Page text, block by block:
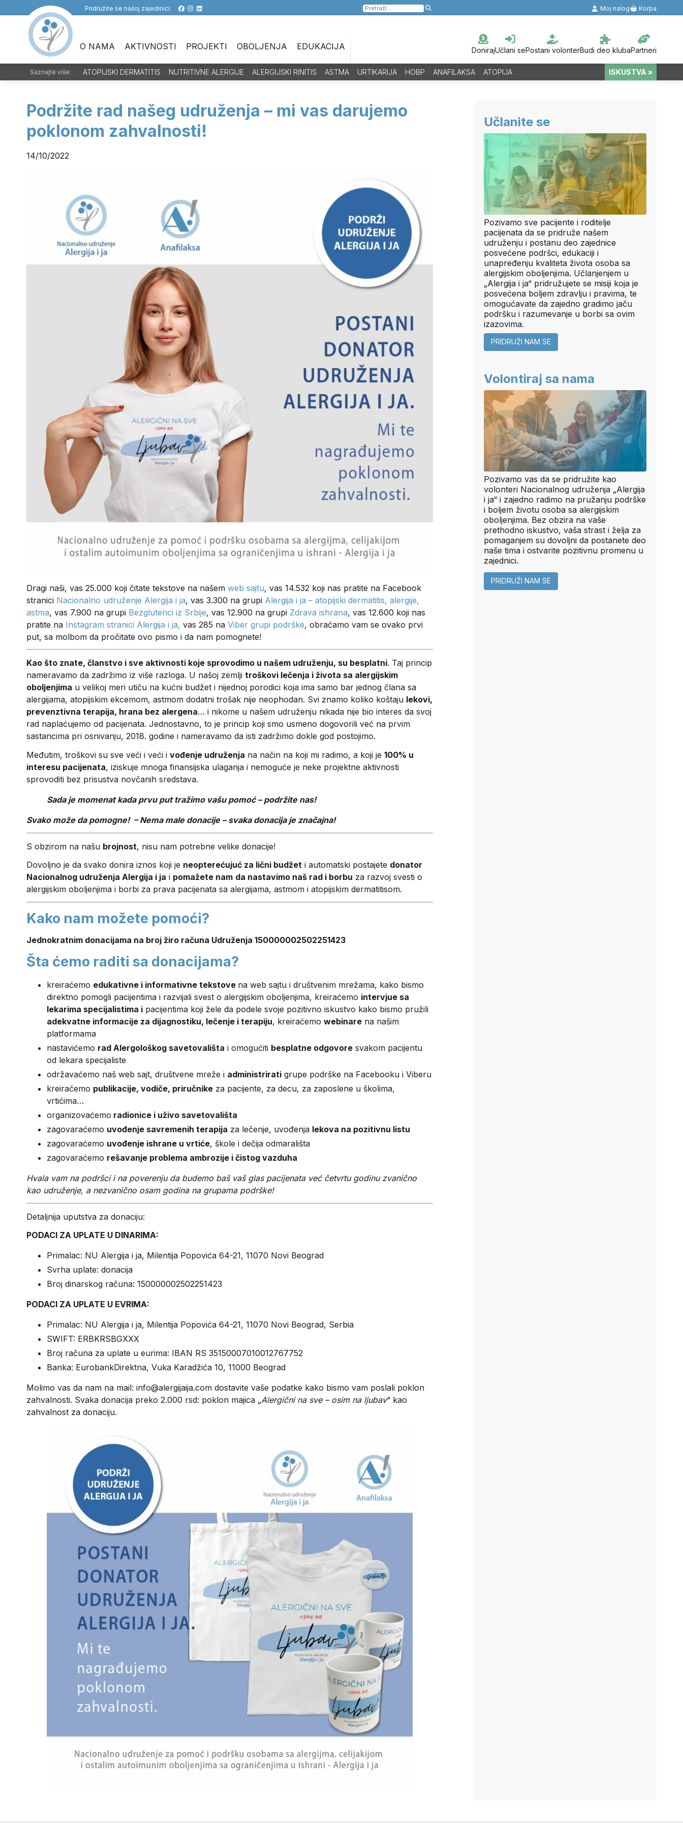
Pridružite se našoj zajedinici:
Pretraga
za:
Moj nalog Korpa
O NAMA AKTIVNOSTI PROJEKTI OBOLJENJA EDUKACIJA DonirajUčlani sePostani volonterBudi deo klubaPartneri
Saznajte više: ATOPIJSKI DERMATITIS NUTRITIVNE ALERGIJE ALERGIJSKI RINITIS ASTMA URTIKARIJA HOBP ANAFILAKSA ATOPIJA ISKUSTVA »
Podržite rad našeg udruženja – mi vas darujemo
poklonom zahvalnosti!
14/10/2022
Dragi naši, vas 25.000 koji čitate tekstove na našem web sajtu, vas 14.532 koji nas pratite na Facebook
stranici Nacionalno udruženje Alergija i ja, vas 3.300 na grupi Alergija i ja – atopijski dermatitis, alergije,
astma, vas 7.900 na grupi Bezglutenci iz Srbije, vas 12.900 na grupi Zdrava ishrana, vas 12.600 koji nas
pratite na Instagram stranici Alergija i ja, vas 285 na Viber grupi podrške, obraćamo vam se ovako prvi
put, sa molbom da pročitate ovo pismo i da nam pomognete!
Kao što znate, članstvo i sve aktivnosti koje sprovodimo u našem udruženju, su besplatni. Taj princip
nameravamo da zadržimo iz više razloga. U našoj zemlji troškovi lečenja i života sa alergijskim
oboljenjima u velikoj meri utiču na kućni budžet i nijednoj porodici koja ima samo bar jednog člana sa
alergijama, atopijskim ekcemom, astmom dodatni trošak nije neophodan. Svi znamo koliko koštaju lekovi,
prevenztivna terapija, hrana bez alergena… i nikome u našem udruženju nikada nije bio interes da svoj
rad naplaćujemo od pacijenata. Jednostavno, to je princip koji smo usmeno dogovorili već na prvim
sastancima pri osnivanju, 2018. godine i nameravamo da isti zadržimo dokle god postojimo.
Međutim, troškovi su sve veći i veći i vođenje udruženja na način na koji mi radimo, a koji je 100% u
interesu pacijenata, iziskuje mnoga finansijska ulaganja i nemoguće je neke projektne aktivnosti
sprovoditi bez prisustva novčanih sredstava.
Sada je momenat kada prvu put tražimo vašu pomoć – podržite nas!
Svako može da pomogne! –Nema male donacije – svaka donacija je značajna!
S obzirom na našu brojnost, nisu nam potrebne velike donacije!
Dovoljno je da svako donira iznos koji je neopterećujuć za lični budžet i automatski postajete donator
Nacionalnog udruženja Alergija i ja i pomažete nam da nastavimo naš rad i borbu za razvoj svesti o
alergijskim oboljenjima i borbi za prava pacijenata sa alergijama, astmom i atopijskim dermatitisom.
Kako nam možete pomoći?
Jednokratnim donacijama na broj žiro računa Udruženja 150000002502251423
Šta ćemo raditi sa donacijama?
kreiraćemo edukativne i informativne tekstove na web sajtu i društvenim mrežama, kako bismo
direktno pomogli pacijentima i razvijali svest o alergijskim oboljenjima, kreiraćemo intervjue sa
lekarima specijalistima i pacijentima koji žele da podele svoje pozitivno iskustvo kako bismo pružili
adekvatne informacije za dijagnostiku, lečenje i terapiju, kreiraćemo webinare na našim
platformama
nastavićemo rad Alergološkog savetovališta i omogućiti besplatne odgovore svakom pacijentu
od lekara specijaliste
održavaćemo naš web sajt, društvene mreže i administrirati grupe podrške na Facebooku i Viberu
kreiraćemo publikacije, vodiče, priručnike za pacijente, za decu, za zaposlene u školima,
vrtićima…
organizovaćemo radionice i uživo savetovališta
zagovaraćemo uvođenje savremenih terapija za lečenje, uvođenja lekova na pozitivnu listu
zagovaraćemo uvođenje ishrane u vrtiće, škole i dečija odmarališta
zagovaraćemo rešavanje problema ambrozije i čistog vazduha
Hvala vam na podršci i na poverenju da budemo baš vaš glas pacijenata već četvrtu godinu zvanično
kao udruženje, a nezvanično osam godina na grupama podrške!
Detaljnija uputstva za donaciju:
PODACI ZA UPLATE U DINARIMA:
Primalac: NU Alergija i ja, Milentija Popovića 64-21, 11070 Novi Beograd
Svrha uplate: donacija
Broj dinarskog računa: 150000002502251423
PODACI ZA UPLATE U EVRIMA:
Primalac: NU Alergija i ja, Milentija Popovića 64-21, 11070 Novi Beograd, Serbia
SWIFT: ERBKRSBGXXX
Broj računa za uplate u eurima: IBAN RS 35150007010012767752
Banka: EurobankDirektna, Vuka Karadžića 10, 11000 Beograd
Molimo vas da nam na mail: info@alergijaija.com dostavite vaše podatke kako bismo vam poslali poklon
zahvalnosti. Svaka donacija preko 2.000 rsd: poklon majica „Alergični na sve – osim na ljubav“ kao
zahvalnost za donaciju.
Učlanite se
Pozivamo sve pacijente i roditelje
pacijenata da se pridruže našem
udruženju i postanu deo zajednice
posvećene podršci, edukaciji i
unapređenju kvaliteta života osoba sa
alergijskim oboljenjima. Učlanjenjem u
„Alergija i ja“ pridružujete se misiji koja je
posvećena boljem zdravlju i pravima, te
omogućavate da zajedno gradimo jaču
podršku i razumevanje u borbi sa ovim
izazovima.
PRIDRUŽI NAM SE
Volontiraj sa nama
Pozivamo vas da se pridružite kao
volonteri Nacionalnog udruženja „Alergija
i ja“ i zajedno radimo na pružanju podrške
i boljem životu osoba sa alergijskim
oboljenjima. Bez obzira na vaše
prethodno iskustvo, vaša strast i želja za
pomaganjem su dovoljni da postanete deo
naše tima i ostvarite pozitivnu promenu u
zajednici.
PRIDRUŽI NAM SE